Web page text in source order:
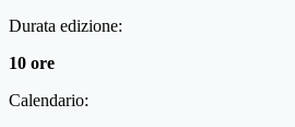
Durata edizione:
10 ore
Calendario: